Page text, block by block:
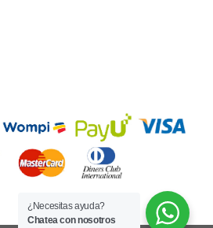
¿Necesitas ayuda?
Chatea con nosotros